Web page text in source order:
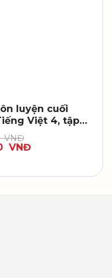
luyện cuối
Việt 4, tập
VNĐ
VNĐ